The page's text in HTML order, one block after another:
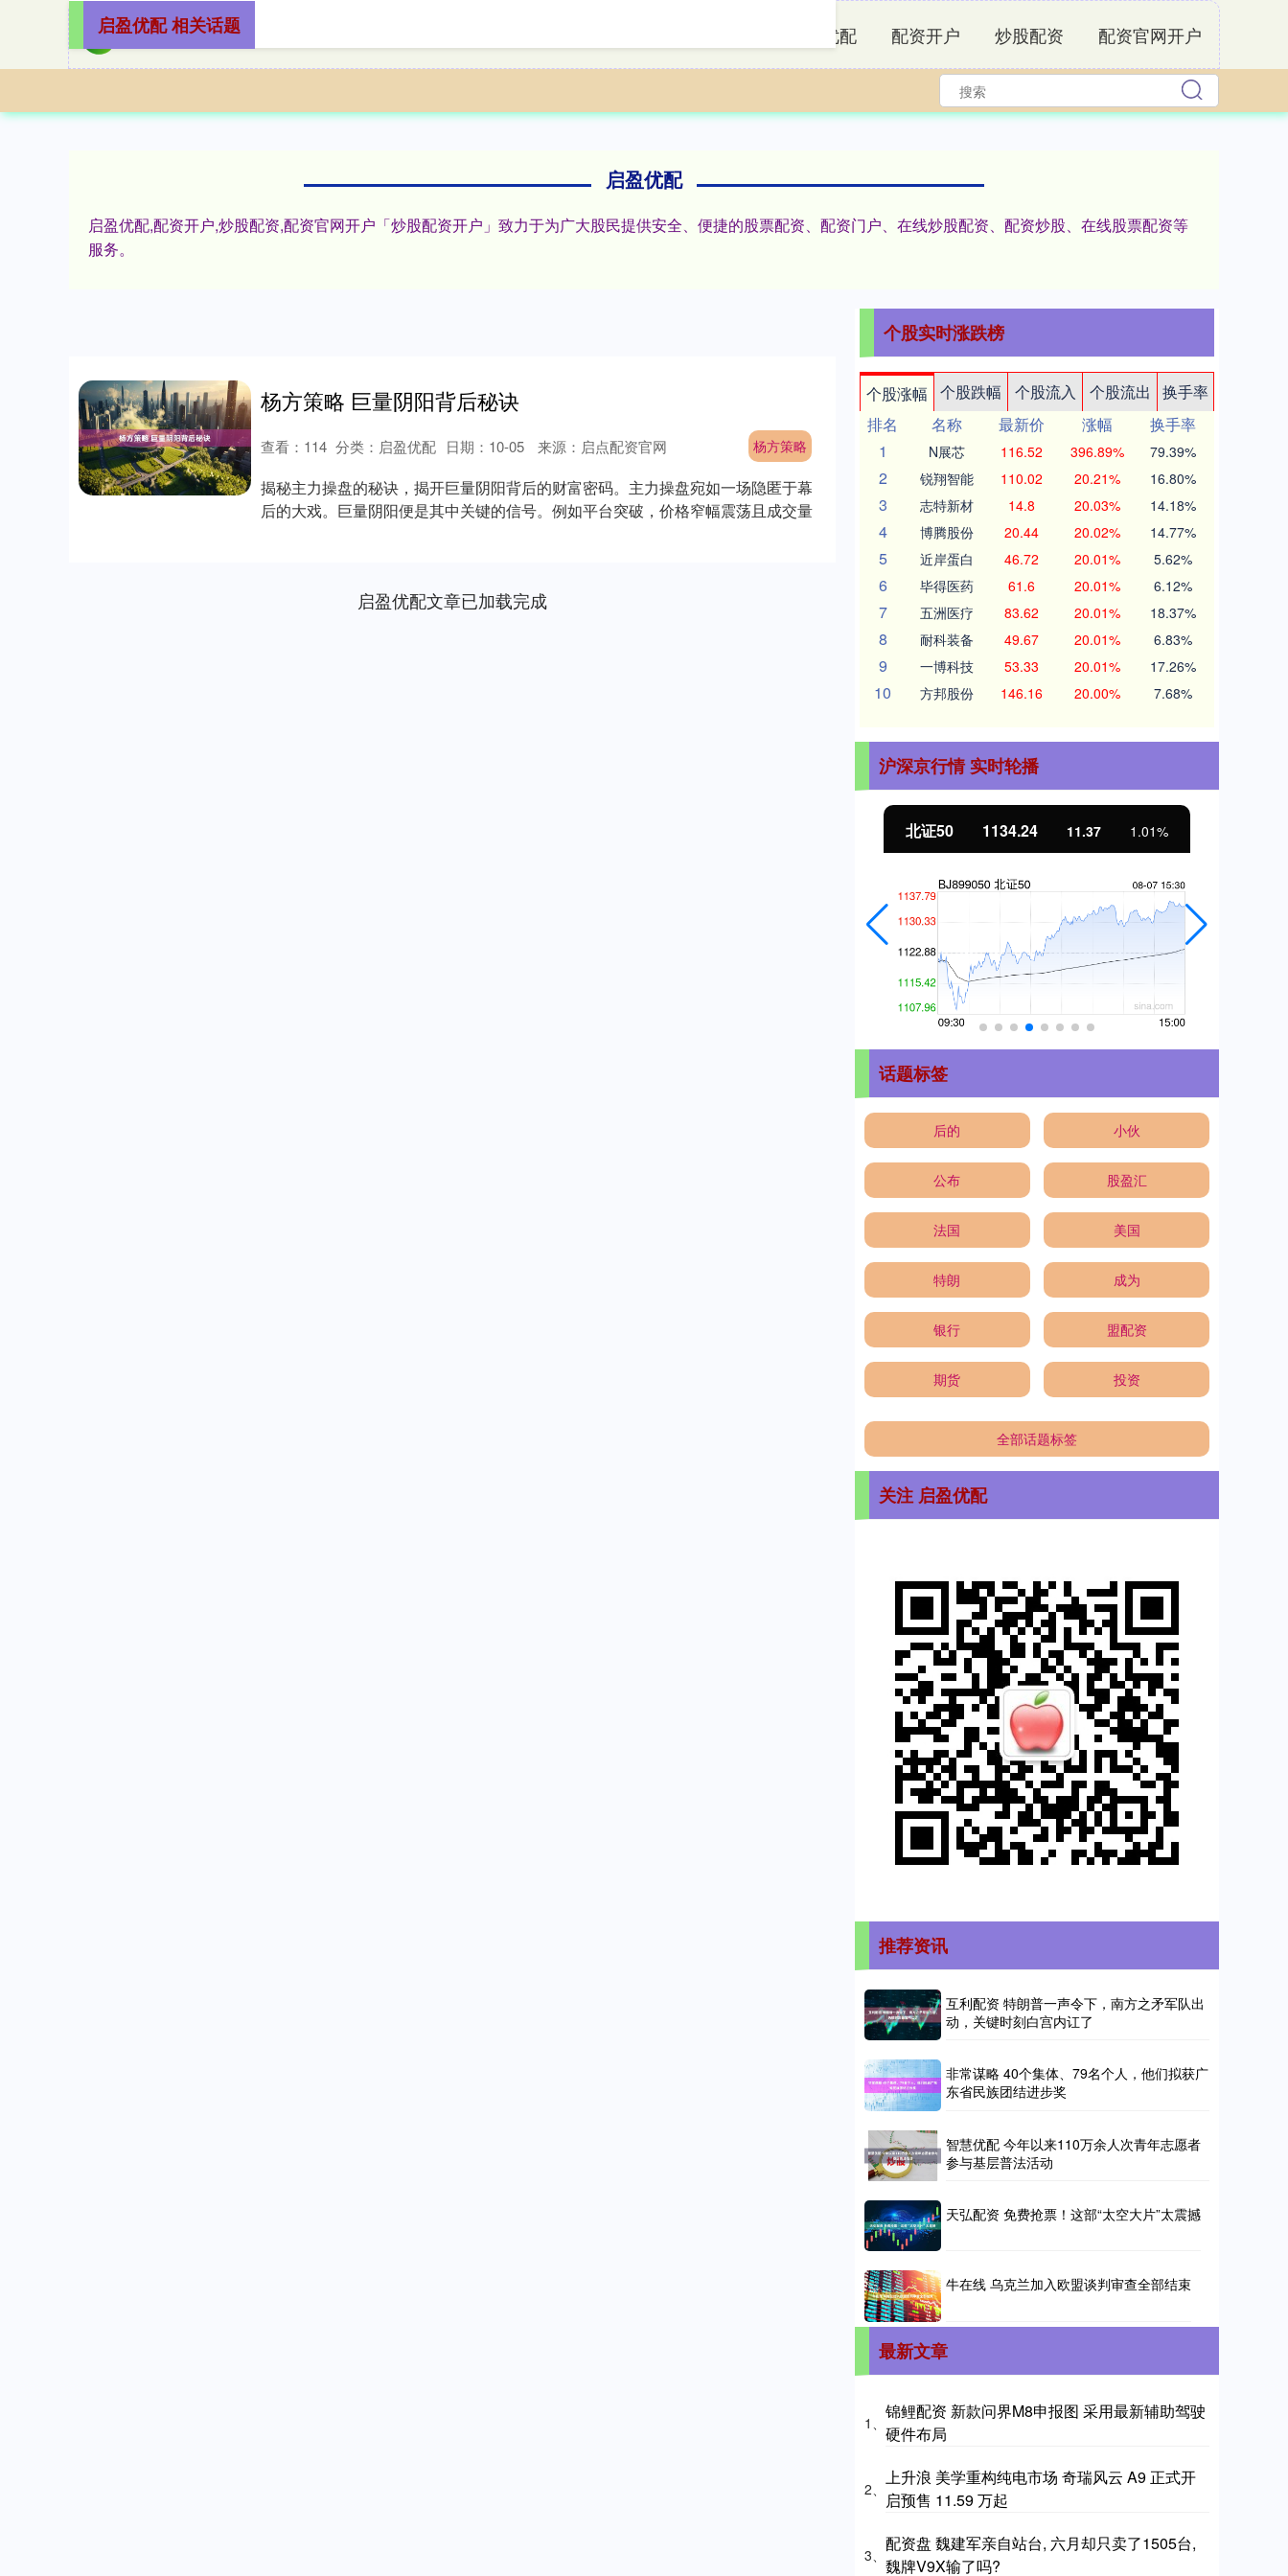
启盈优配 配资开户 炒股配资 配资官网开户
启盈优配
启盈优配,配资开户,炒股配资,配资官网开户「炒股配资开户」致力于为广大股民提供安全、便捷的股票配资、配资门户、在线炒股配资、配资炒股、在线股票配资等
服务。
启盈优配 相关话题
杨方策略 巨量阴阳背后秘诀
杨方策略
日期：10-05 来源：启点配资官网
查看： 114 分类： 启盈优配
揭秘主力操盘的秘诀，揭开巨量阴阳背后的财富密码。主力操盘宛如一场隐匿于幕
后的大戏。巨量阴阳便是其中关键的信号。例如平台突破，价格窄幅震荡且成交量
启盈优配文章已加载完成
个股实时涨跌榜
个股涨幅 个股跌幅 个股流入 个股流出
换手率
排名
名称 最新价 涨幅
换手率
1
N展芯 116.52 396.89% 79.39%
2 锐翔智能 110.02 20.21% 16.80%
3 志特新材 14.8 20.03% 14.18%
4 博腾股份 20.44 20.02% 14.77%
5 近岸蛋白 46.72 20.01% 5.62%
6 毕得医药 61.6 20.01% 6.12%
7 五洲医疗 83.62 20.01% 18.37%
8 耐科装备 49.67 20.01% 6.83%
9 一博科技 53.33 20.01% 17.26%
10 方邦股份 146.16 20.00% 7.68%
沪深京行情 实时轮播
北证50 1134.24 11.37 1.01%
话题标签
后的 小伙
公布 股盈汇
法国 美国
特朗 成为
银行 盟配资
期货 投资
全部话题标签
关注 启盈优配
推荐资讯
互利配资 特朗普一声令下，南方之矛军队出
动，关键时刻白宫内讧了
非常谋略 40个集体、79名个人，他们拟获广
东省民族团结进步奖
智慧优配 今年以来110万余人次青年志愿者
参与基层普法活动
天弘配资 免费抢票！这部“太空大片”太震撼
牛在线 乌克兰加入欧盟谈判审查全部结束
最新文章
1、
锦鲤配资 新款问界M8申报图 采用最新辅助驾驶
硬件布局
2、
上升浪 美学重构纯电市场 奇瑞风云 A9 正式开
启预售 11.59 万起
3、
配资盘 魏建军亲自站台, 六月却只卖了1505台,
魏牌V9X输了吗?